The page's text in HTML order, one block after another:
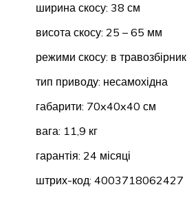
ширина скосу: 38 см
висота скосу: 25 – 65 мм
режими скосу: в травозбірник
тип приводу: несамохідна
габарити: 70x40x40 см
вага: 11,9 кг
гарантія: 24 місяці
штрих-код: 4003718062427